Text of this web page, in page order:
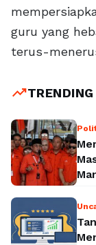
guru yang
terus-
trending_up